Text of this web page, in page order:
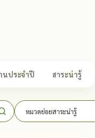
นประจำปี สาระน่ารู้